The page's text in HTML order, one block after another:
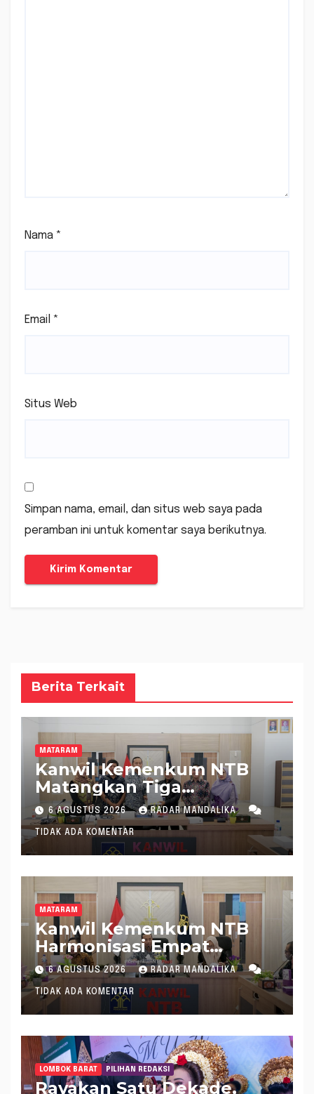
Nama *
Email *
Situs Web
Simpan nama, email, dan situs web saya pada
peramban ini untuk komentar saya berikutnya.
Berita Terkait
MATARAM
Kanwil Kemenkum NTB
Matangkan Tiga
Rancangan Perbup
Sumbawa Barat melalui
Harmonisasi Regulasi
6 AGUSTUS 2026 RADAR MANDALIKA
TIDAK ADA KOMENTAR
MATARAM
Kanwil Kemenkum NTB
Harmonisasi Empat
Rapergub untuk Perkuat
Kepastian Hukum di NTB
6 AGUSTUS 2026 RADAR MANDALIKA
TIDAK ADA KOMENTAR
LOMBOK BARAT PILIHAN REDAKSI
Rayakan Satu Dekade,